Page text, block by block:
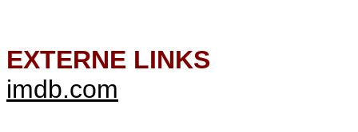
EXTERNE LINKS
imdb.com